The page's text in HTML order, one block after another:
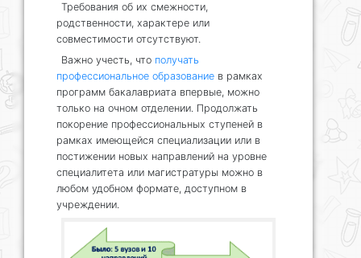
Требования об их смежности,
родственности, характере или
совместимости отсутствуют.
Важно учесть, что получать
профессиональное образование в рамках
программ бакалавриата впервые, можно
только на очном отделении. Продолжать
покорение профессиональных ступеней в
рамках имеющейся специализации или в
постижении новых направлений на уровне
специалитета или магистратуры можно в
любом удобном формате, доступном в
учреждении.